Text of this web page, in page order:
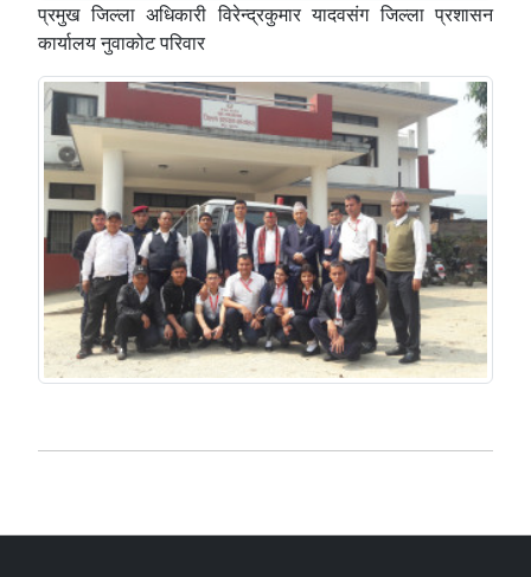
प्रमुख जिल्ला अधिकारी विरेन्द्रकुमार यादवस‌ंग जिल्ला प्रशासन
कार्यालय नुवाकोट परिवार